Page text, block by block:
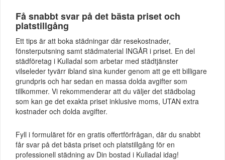
Få snabbt svar på det bästa priset och
platstillgång
Ett tips är att boka städningar där resekostnader,
fönsterputsning samt städmaterial INGÅR i priset. En del
städföretag i Kulladal som arbetar med städtjänster
vilseleder tyvärr ibland sina kunder genom att ge ett billigare
grundpris och har sedan en massa dolda avgifter som
tillkommer. Vi rekommenderar att du väljer det städbolag
som kan ge det exakta priset inklusive moms, UTAN extra
kostnader och dolda avgifter.
Fyll i formuläret för en gratis offertförfrågan, där du snabbt
får svar på det bästa priset och platstillgång för en
professionell städning av Din bostad i Kulladal idag!